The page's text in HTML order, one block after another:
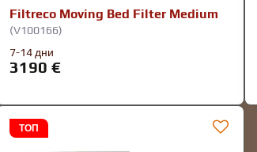
Filtreco Moving Bed Filter Medium
(V100166)
7-14 дни
3190 €
ТОП